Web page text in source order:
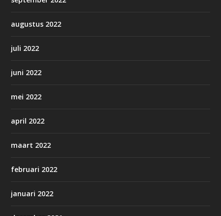
augustus 2022
juli 2022
juni 2022
mei 2022
april 2022
maart 2022
februari 2022
januari 2022